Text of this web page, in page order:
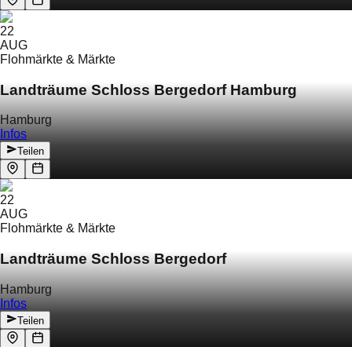
22
AUG
Flohmärkte & Märkte
Landträume Schloss Bergedorf Hamburg
Hamburg
Infos
Teilen
22
AUG
Flohmärkte & Märkte
Landträume Schloss Bergedorf
Hamburg
Infos
Teilen